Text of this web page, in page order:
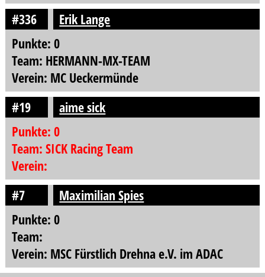
#336
Erik Lange
Punkte: 0
Team: HERMANN-MX-TEAM
Verein: MC Ueckermünde
#19
aime sick
Punkte: 0
Team: SICK Racing Team
Verein:
#7
Maximilian Spies
Punkte: 0
Team:
Verein: MSC Fürstlich Drehna e.V. im ADAC